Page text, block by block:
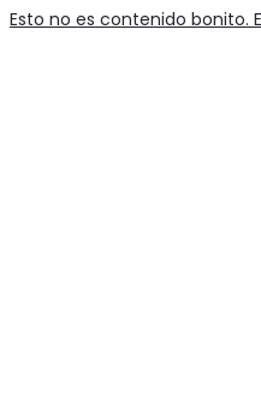
Esto no es contenido bonito.